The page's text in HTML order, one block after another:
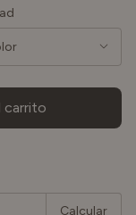
Calcular